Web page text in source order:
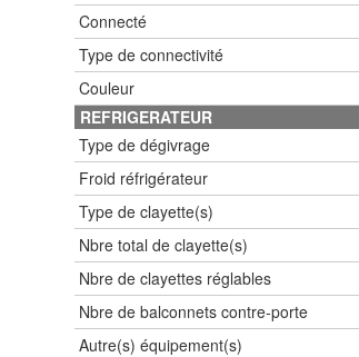
Connecté
Type de connectivité
Couleur
REFRIGERATEUR
Type de dégivrage
Froid réfrigérateur
Type de clayette(s)
Nbre total de clayette(s)
Nbre de clayettes réglables
Nbre de balconnets contre-porte
Autre(s) équipement(s)